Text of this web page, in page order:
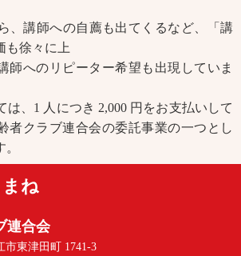
、講師への自薦も出てくるなど、「講
も徐々に上
師へのリピーター希望も出現していま
は、1 人につき 2,000 円をお支払いして
者クラブ連合会の委託事業の一つとし
ね
連合会
市東津田町 1741-3